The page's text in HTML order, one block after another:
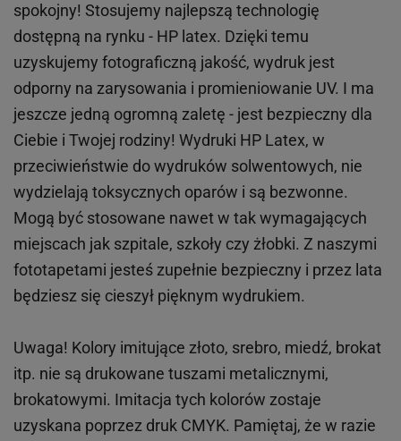
spokojny! Stosujemy najlepszą technologię
dostępną na rynku - HP latex. Dzięki temu
uzyskujemy fotograficzną jakość, wydruk jest
odporny na zarysowania i promieniowanie UV. I ma
jeszcze jedną ogromną zaletę - jest bezpieczny dla
Ciebie i Twojej rodziny! Wydruki HP Latex, w
przeciwieństwie do wydruków solwentowych, nie
wydzielają toksycznych oparów i są bezwonne.
Mogą być stosowane nawet w tak wymagających
miejscach jak szpitale, szkoły czy żłobki. Z naszymi
fototapetami jesteś zupełnie bezpieczny i przez lata
będziesz się cieszył pięknym wydrukiem.
Uwaga! Kolory imitujące złoto, srebro, miedź, brokat
itp. nie są drukowane tuszami metalicznymi,
brokatowymi. Imitacja tych kolorów zostaje
uzyskana poprzez druk CMYK. Pamiętaj, że w razie